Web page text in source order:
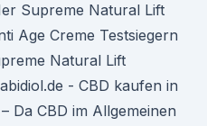
Supreme Natural Lift
Age Creme Testsiegern
Natural Lift
- CBD kaufen in
Da CBD im Allgemeinen